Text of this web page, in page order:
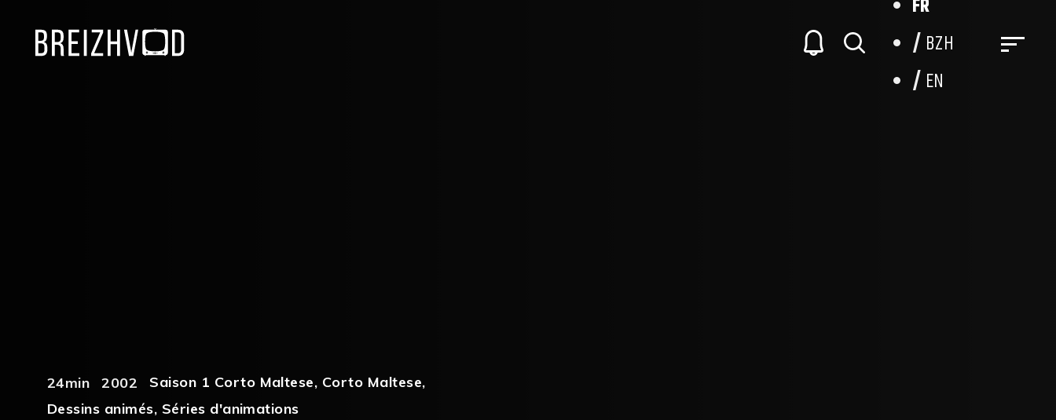
FR
BZH
EN
24min 2002 Saison 1 Corto Maltese, Corto Maltese,
Dessins animés, Séries d'animations